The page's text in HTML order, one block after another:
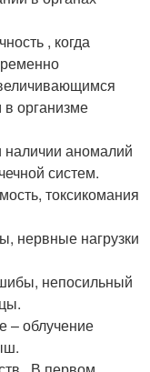
, когда
организме
аномалий
систем.
токсикомания
нервные нагрузки
непосильный
– облучение